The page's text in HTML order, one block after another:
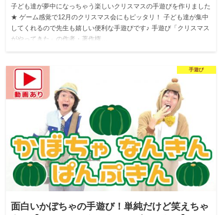
子ども達が夢中になっちゃう楽しいクリスマスの手遊びを作りました
★ ゲーム感覚で12月のクリスマス会にもピッタリ！ 子ども達が集中
してくれるので先生も嬉しい便利な手遊びです♪ 手遊び「クリスマス
がやってきた」の作者・著作権…
手遊び
面白いかぼちゃの手遊び！単純だけど笑えちゃ